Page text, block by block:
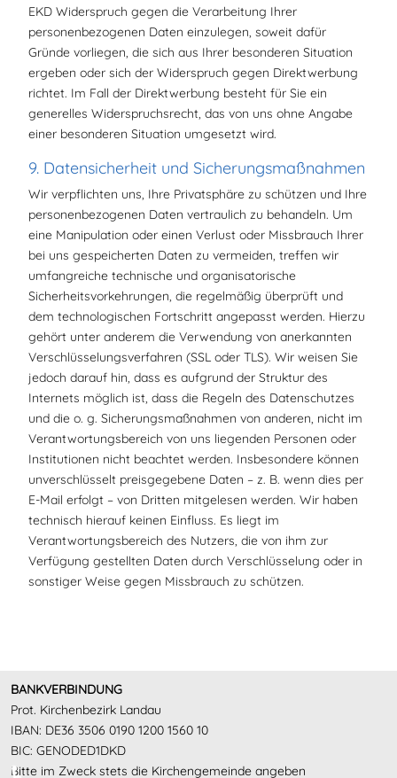
EKD Widerspruch gegen die Verarbeitung Ihrer
personenbezogenen Daten einzulegen, soweit dafür
Gründe vorliegen, die sich aus Ihrer besonderen Situation
ergeben oder sich der Widerspruch gegen Direktwerbung
richtet. Im Fall der Direktwerbung besteht für Sie ein
generelles Widerspruchsrecht, das von uns ohne Angabe
einer besonderen Situation umgesetzt wird.
9. Datensicherheit und Sicherungsmaßnahmen
Wir verpflichten uns, Ihre Privatsphäre zu schützen und Ihre
personenbezogenen Daten vertraulich zu behandeln. Um
eine Manipulation oder einen Verlust oder Missbrauch Ihrer
bei uns gespeicherten Daten zu vermeiden, treffen wir
umfangreiche technische und organisatorische
Sicherheitsvorkehrungen, die regelmäßig überprüft und
dem technologischen Fortschritt angepasst werden. Hierzu
gehört unter anderem die Verwendung von anerkannten
Verschlüsselungsverfahren (SSL oder TLS). Wir weisen Sie
jedoch darauf hin, dass es aufgrund der Struktur des
Internets möglich ist, dass die Regeln des Datenschutzes
und die o. g. Sicherungsmaßnahmen von anderen, nicht im
Verantwortungsbereich von uns liegenden Personen oder
Institutionen nicht beachtet werden. Insbesondere können
unverschlüsselt preisgegebene Daten – z. B. wenn dies per
E-Mail erfolgt – von Dritten mitgelesen werden. Wir haben
technisch hierauf keinen Einfluss. Es liegt im
Verantwortungsbereich des Nutzers, die von ihm zur
Verfügung gestellten Daten durch Verschlüsselung oder in
sonstiger Weise gegen Missbrauch zu schützen.
BANKVERBINDUNG
Prot. Kirchenbezirk Landau
IBAN: DE36 3506 0190 1200 1560 10
BIC: GENODED1DKD
Bitte im Zweck stets die Kirchengemeinde angeben